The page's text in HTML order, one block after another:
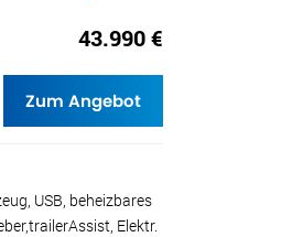
43.990 €
Zum Angebot
USB, beheizbares
Elektr.